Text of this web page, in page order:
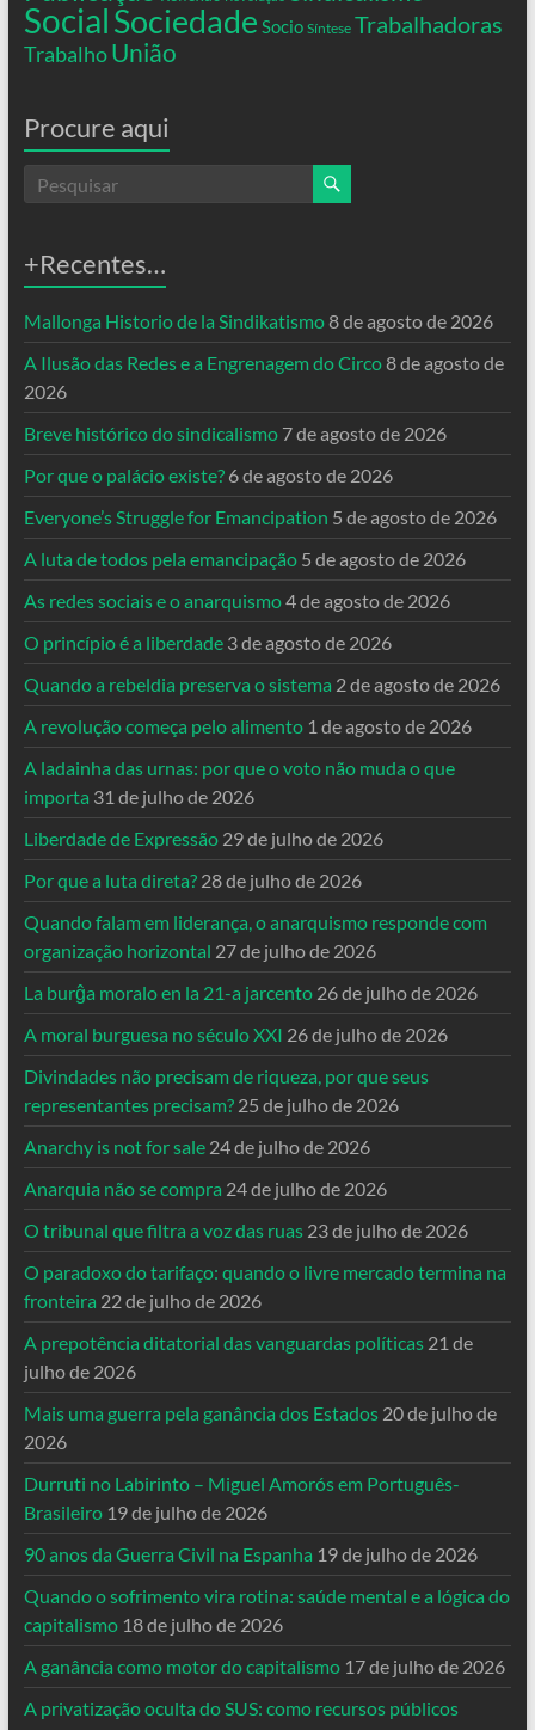
SocialSociedade Socio Síntese Trabalhadoras
Trabalho União
Procure aqui
+Recentes…
Mallonga Historio de la Sindikatismo8 de agosto de 2026
A Ilusão das Redes e a Engrenagem do Circo8 de agosto de
2026
Breve histórico do sindicalismo 7 de agosto de 2026
Por que o palácio existe? 6 de agosto de 2026
Everyone’s Struggle for Emancipation 5 de agosto de 2026
A luta de todos pela emancipação 5 de agosto de 2026
As redes sociais e o anarquismo4 de agosto de 2026
O princípio é a liberdade 3 de agosto de 2026
Quando a rebeldia preserva o sistema 2 de agosto de 2026
A revolução começa pelo alimento 1 de agosto de 2026
A ladainha das urnas: por que o voto não muda o que
importa 31 de julho de 2026
Liberdade de Expressão 29 de julho de 2026
Por que a luta direta? 28 de julho de 2026
Quando falam em liderança, o anarquismo responde com
organização horizontal 27 de julho de 2026
La burĝa moralo en la 21-a jarcento 26 de julho de 2026
A moral burguesa no século XXI 26 de julho de 2026
Divindades não precisam de riqueza, por que seus
representantes precisam? 25 de julho de 2026
Anarchy is not for sale 24 de julho de 2026
Anarquia não se compra 24 de julho de 2026
O tribunal que filtra a voz das ruas 23 de julho de 2026
O paradoxo do tarifaço: quando o livre mercado termina na
fronteira 22 de julho de 2026
A prepotência ditatorial das vanguardas políticas 21 de
julho de 2026
Mais uma guerra pela ganância dos Estados 20 de julho de
2026
Durruti no Labirinto – Miguel Amorós em Português-
Brasileiro 19 de julho de 2026
90 anos da Guerra Civil na Espanha 19 de julho de 2026
Quando o sofrimento vira rotina: saúde mental e a lógica do
capitalismo 18 de julho de 2026
A ganância como motor do capitalismo 17 de julho de 2026
A privatização oculta do SUS: como recursos públicos